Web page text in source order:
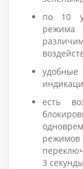
по 10
есть
3